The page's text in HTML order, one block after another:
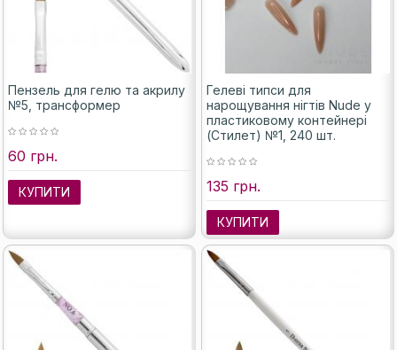
Пензель для гелю та акрилу
№5, трансформер
60 грн.
КУПИТИ
Гелеві типси для
нарощування нігтів Nude у
пластиковому контейнері
(Стилет) №1, 240 шт.
135 грн.
КУПИТИ